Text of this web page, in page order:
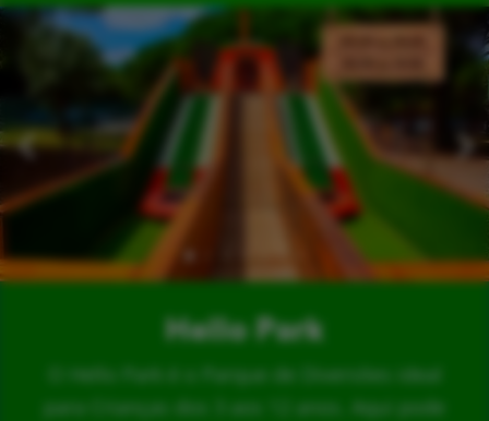
Hello Park
O Hello Park é o Parque de Diversões ideal
para Crianças dos 3 aos 12 anos. Aqui pode